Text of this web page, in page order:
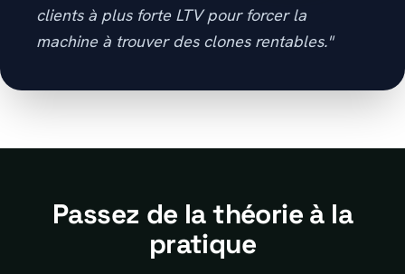
clients à plus forte LTV pour forcer la
machine à trouver des clones rentables."
Passez de la théorie à la
pratique